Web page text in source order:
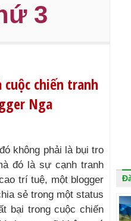
3
chiến tranh
Nga
không phải là bụi tro
đó là sự cạnh tranh
trí tuệ, một blogger
sẻ trong một status
bại trong cuộc chiến